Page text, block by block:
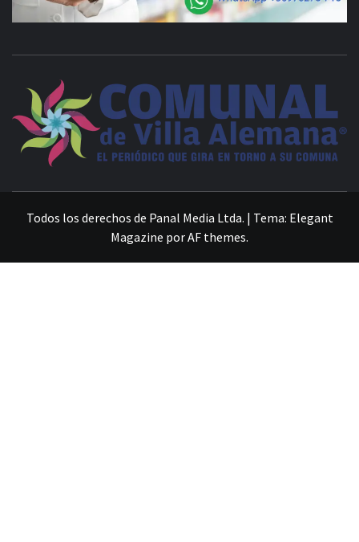
Todos los derechos de Panal Media Ltda. | Tema: Elegant
Magazine porAF themes.